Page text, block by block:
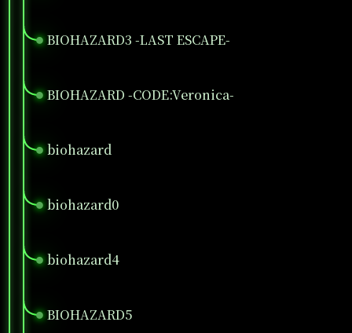
BIOHAZARD3 -LAST ESCAPE-
●
BIOHAZARD -CODE:Veronica-
●
biohazard
●
biohazard0
●
biohazard4
●
BIOHAZARD5
●